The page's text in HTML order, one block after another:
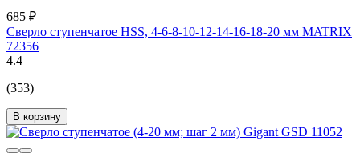
685 ₽
Сверло ступенчатое HSS, 4-6-8-10-12-14-16-18-20 мм MATRIX
72356
4.4
(353)
В корзину